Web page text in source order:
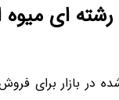
ای میوه
در بازار برای